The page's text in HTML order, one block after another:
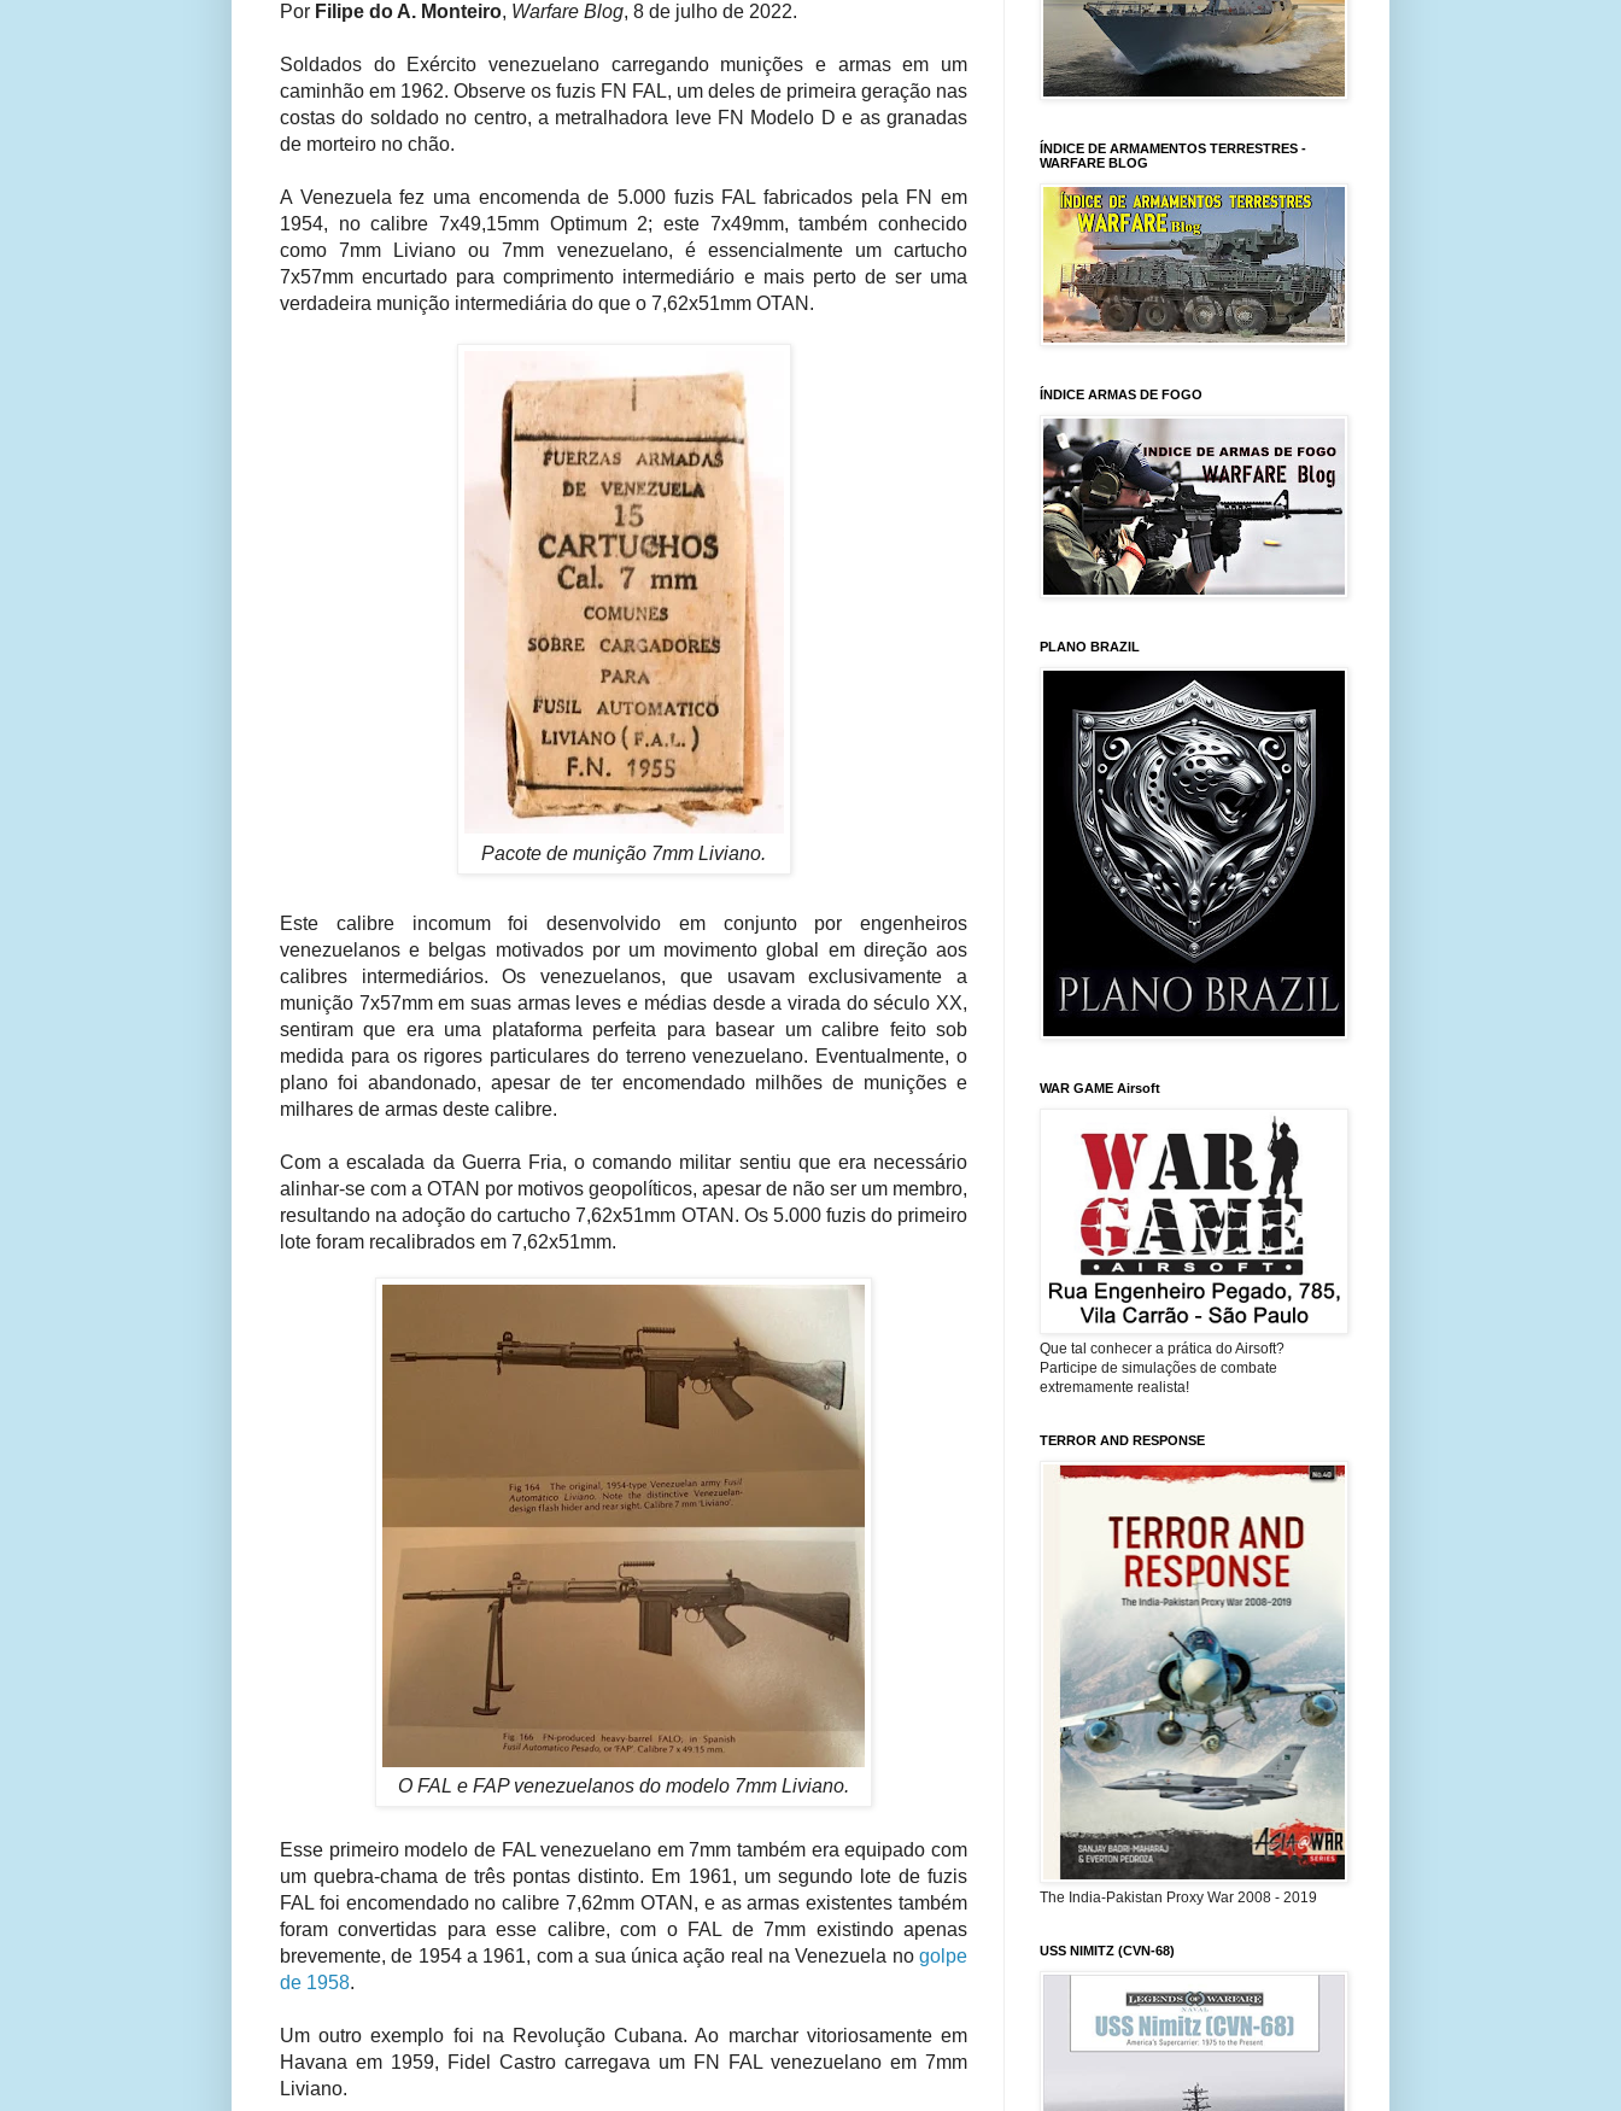
Por Filipe do A. Monteiro, Warfare Blog, 8 de julho de 2022.
Soldados do Exército venezuelano carregando munições e armas em um
caminhão em 1962. Observe os fuzis FN FAL, um deles de primeira geração nas
costas do soldado no centro, a metralhadora leve FN Modelo D e as granadas
de morteiro no chão.
A Venezuela fez uma encomenda de 5.000 fuzis FAL fabricados pela FN em
1954, no calibre 7x49,15mm Optimum 2; este 7x49mm, também conhecido
como 7mm Liviano ou 7mm venezuelano, é essencialmente um cartucho
7x57mm encurtado para comprimento intermediário e mais perto de ser uma
verdadeira munição intermediária do que o 7,62x51mm OTAN.
Pacote de munição 7mm Liviano.
Este calibre incomum foi desenvolvido em conjunto por engenheiros
venezuelanos e belgas motivados por um movimento global em direção aos
calibres intermediários. Os venezuelanos, que usavam exclusivamente a
munição 7x57mm em suas armas leves e médias desde a virada do século XX,
sentiram que era uma plataforma perfeita para basear um calibre feito sob
medida para os rigores particulares do terreno venezuelano. Eventualmente, o
plano foi abandonado, apesar de ter encomendado milhões de munições e
milhares de armas deste calibre.
Com a escalada da Guerra Fria, o comando militar sentiu que era necessário
alinhar-se com a OTAN por motivos geopolíticos, apesar de não ser um membro,
resultando na adoção do cartucho 7,62x51mm OTAN. Os 5.000 fuzis do primeiro
lote foram recalibrados em 7,62x51mm.
O FAL e FAP venezuelanos do modelo 7mm Liviano.
Esse primeiro modelo de FAL venezuelano em 7mm também era equipado com
um quebra-chama de três pontas distinto. Em 1961, um segundo lote de fuzis
FAL foi encomendado no calibre 7,62mm OTAN, e as armas existentes também
foram convertidas para esse calibre, com o FAL de 7mm existindo apenas
brevemente, de 1954 a 1961, com a sua única ação real na Venezuela no golpe
de 1958.
Um outro exemplo foi na Revolução Cubana. Ao marchar vitoriosamente em
Havana em 1959, Fidel Castro carregava um FN FAL venezuelano em 7mm
Liviano.
ÍNDICE DE ARMAMENTOS TERRESTRES -
WARFARE BLOG
ÍNDICE ARMAS DE FOGO
PLANO BRAZIL
WAR GAME Airsoft
Que tal conhecer a prática do Airsoft?
Participe de simulações de combate
extremamente realista!
TERROR AND RESPONSE
The India-Pakistan Proxy War 2008 - 2019
USS NIMITZ (CVN-68)